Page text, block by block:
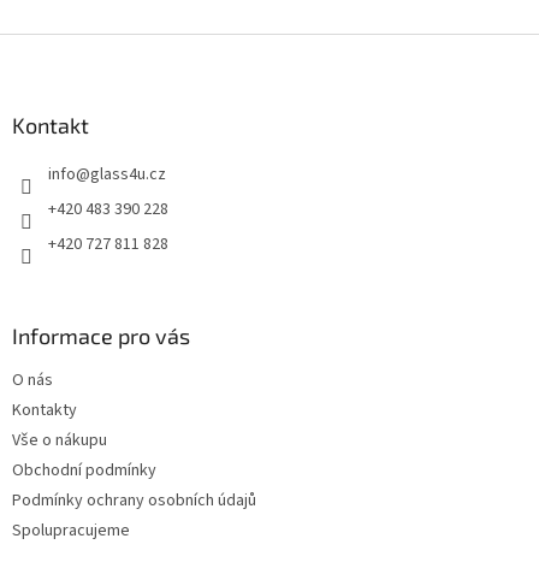
Kontakt
info@glass4u.cz
+420 483 390 228
+420 727 811 828
Informace pro vás
O nás
Kontakty
Vše o nákupu
Obchodní podmínky
Podmínky ochrany osobních údajů
Spolupracujeme